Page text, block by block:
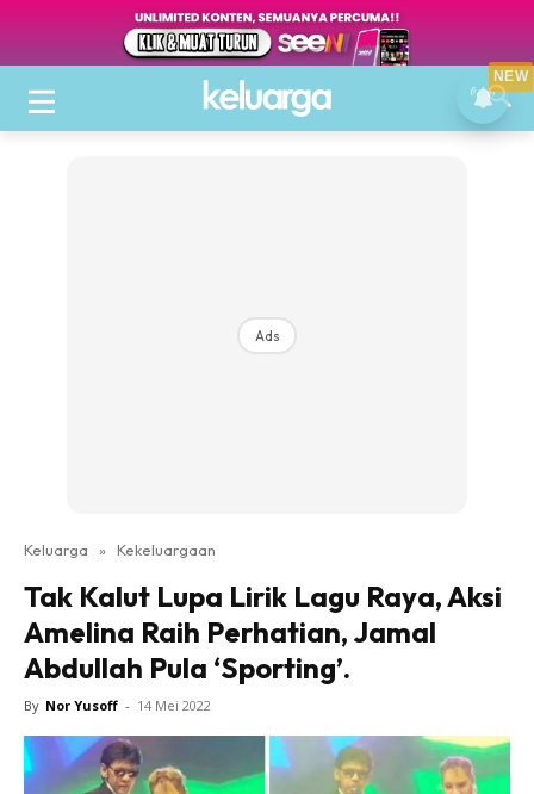
Ads
Keluarga » Kekeluargaan
Tak Kalut Lupa Lirik Lagu Raya, Aksi
Amelina Raih Perhatian, Jamal
Abdullah Pula ‘Sporting’.
By Nor Yusoff - 14 Mei 2022
NEW